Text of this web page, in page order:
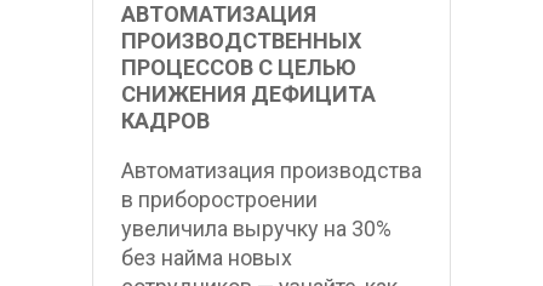
АВТОМАТИЗАЦИЯ
ПРОИЗВОДСТВЕННЫХ
ПРОЦЕССОВ С ЦЕЛЬЮ
СНИЖЕНИЯ ДЕФИЦИТА
КАДРОВ
Автоматизация производства
в приборостроении
увеличила выручку на 30%
без найма новых